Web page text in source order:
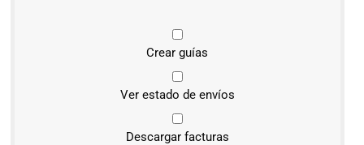
Crear guías
Ver estado de envíos
Descargar facturas